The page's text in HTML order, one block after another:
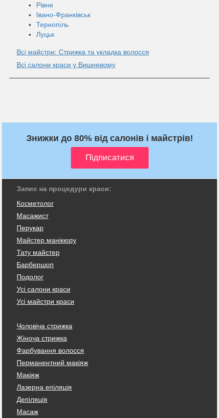
Рівне
Івано-Франківськ
Тернопіль
Луцьк
Всі майстри: Стрижка та укладка волосся
Всі салони краси у Вишневому
Знижки до 80% від салонів і майстрів!
Запис на процедури краси:
Косметолог
Масажист
Перукар
Майстер манікюру
Тату майстер
Барбершоп
Подолог
Усі салони краси
Усі майстри краси
Чоловіча стрижка
Жіноча стрижка
Фарбування волосся
Перманентний макіяж
Макіяж
Лазерна епіляція
Депіляція
Масаж